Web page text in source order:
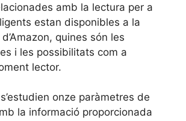
amb la lectura per a
estan disponibles a la
quines són les
i les possibilitats com a
lector.
onze paràmetres de
la informació proporcionada